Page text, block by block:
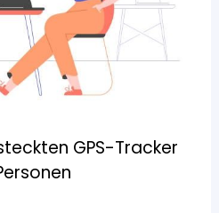
GPS-Tracker